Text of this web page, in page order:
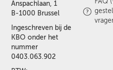
Anspachlaan, 1
B-1000 Brussel
Ingeschreven bij de
KBO onder het
nummer
0403.063.902